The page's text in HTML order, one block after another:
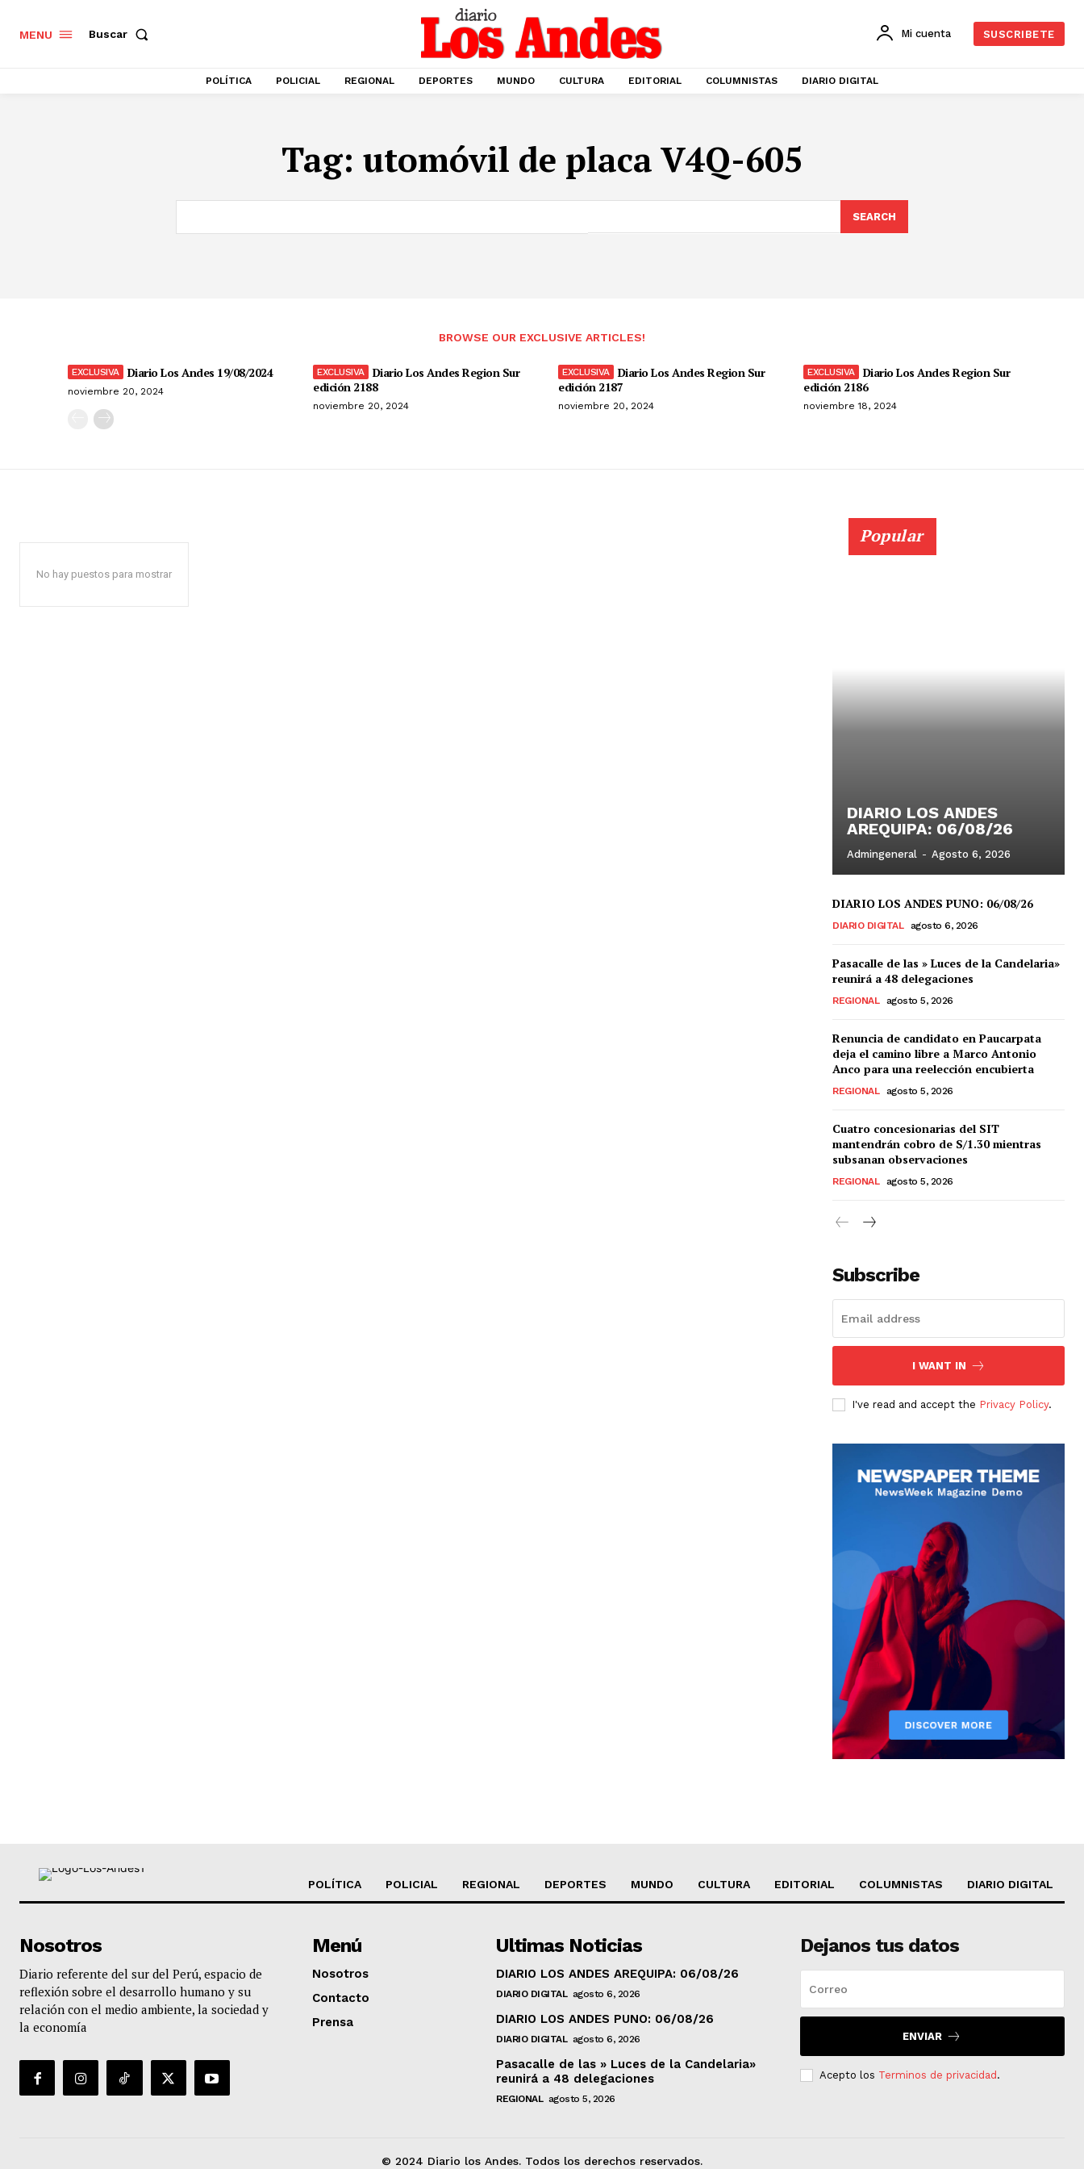
MENU Buscar Mi cuenta SUSCRIBETE
POLÍTICA POLICIAL REGIONAL DEPORTES MUNDO CULTURA EDITORIAL COLUMNISTAS DIARIO DIGITAL
Tag: utomóvil de placa V4Q-605
SEARCH
BROWSE OUR EXCLUSIVE ARTICLES!
Diario Los Andes 19/08/2024
noviembre 20, 2024
Diario Los Andes Region Sur
edición 2188
noviembre 20, 2024
Diario Los Andes Region Sur
edición 2187
noviembre 20, 2024
Diario Los Andes Region Sur
edición 2186
noviembre 18, 2024
No hay puestos para mostrar
Popular
DIARIO LOS ANDES
AREQUIPA: 06/08/26
Admingeneral - Agosto 6, 2026
DIARIO LOS ANDES PUNO: 06/08/26
DIARIO DIGITAL agosto 6, 2026
Pasacalle de las » Luces de la Candelaria»
reunirá a 48 delegaciones
REGIONAL agosto 5, 2026
Renuncia de candidato en Paucarpata
deja el camino libre a Marco Antonio
Anco para una reelección encubierta
REGIONAL agosto 5, 2026
Cuatro concesionarias del SIT
mantendrán cobro de S/1.30 mientras
subsanan observaciones
REGIONAL agosto 5, 2026
Subscribe
I WANT IN
I've read and accept the Privacy Policy.
POLÍTICA POLICIAL REGIONAL DEPORTES MUNDO CULTURA EDITORIAL COLUMNISTAS DIARIO DIGITAL
Nosotros
Diario referente del sur del Perú, espacio de
reflexión sobre el desarrollo humano y su
relación con el medio ambiente, la sociedad y
la economía
Menú
Nosotros
Contacto
Prensa
Ultimas Noticias
DIARIO LOS ANDES AREQUIPA: 06/08/26
DIARIO DIGITAL agosto 6, 2026
DIARIO LOS ANDES PUNO: 06/08/26
DIARIO DIGITAL agosto 6, 2026
Pasacalle de las » Luces de la Candelaria»
reunirá a 48 delegaciones
REGIONAL agosto 5, 2026
Dejanos tus datos
ENVIAR
Acepto los Terminos de privacidad .
© 2024 Diario los Andes. Todos los derechos reservados.